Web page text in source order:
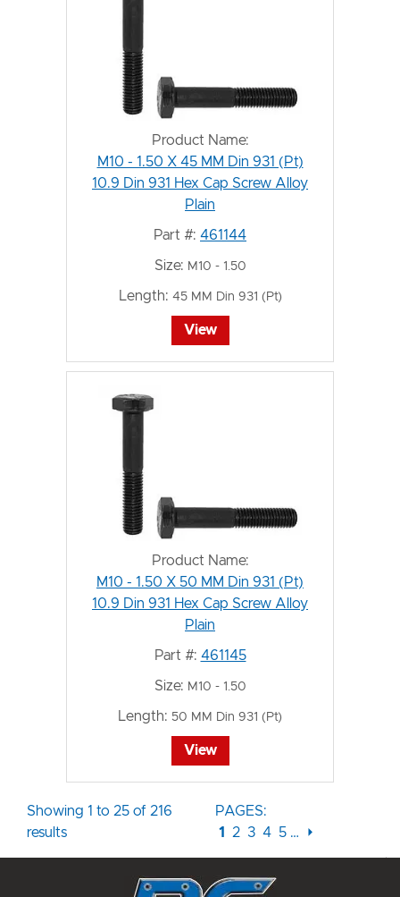
Product Name:
M10 - 1.50 X 45 MM Din 931 (Pt)
10.9 Din 931 Hex Cap Screw Alloy
Plain
Part #: 461144
Size: M10 - 1.50
Length: 45 MM Din 931 (Pt)
View
Product Name:
M10 - 1.50 X 50 MM Din 931 (Pt)
10.9 Din 931 Hex Cap Screw Alloy
Plain
Part #: 461145
Size: M10 - 1.50
Length: 50 MM Din 931 (Pt)
View
Showing 1 to 25 of 216
results
PAGES:
1
2 3 4 5 … ⏵